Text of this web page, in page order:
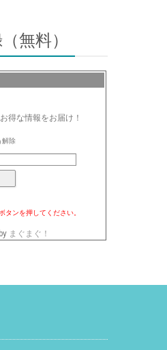
無料）
得な情報をお届け！
解除
ンを押してください。
まぐまぐ！